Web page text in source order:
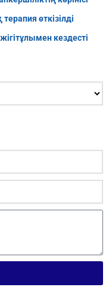
өткізілді
кездесті